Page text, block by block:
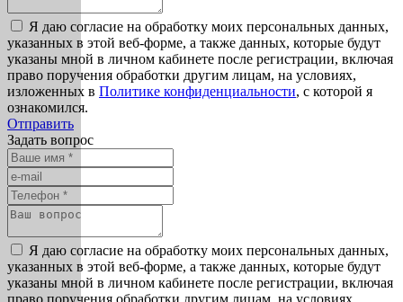
Я даю согласие на обработку моих персональных данных,
указанных в этой веб-форме, а также данных, которые будут
указаны мной в личном кабинете после регистрации, включая
право поручения обработки другим лицам, на условиях,
изложенных в Политике конфиденциальности, с которой я
ознакомился.
Отправить
Задать вопрос
Я даю согласие на обработку моих персональных данных,
указанных в этой веб-форме, а также данных, которые будут
указаны мной в личном кабинете после регистрации, включая
право поручения обработки другим лицам, на условиях,